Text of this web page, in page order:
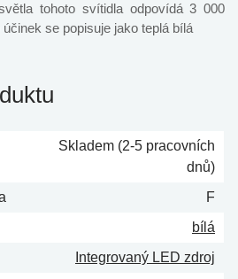
tohoto svítidla odpovídá 3 000
se popisuje jako teplá bílá
Skladem (2-5 pracovních
dnů)
F
bílá
Integrovaný LED zdroj